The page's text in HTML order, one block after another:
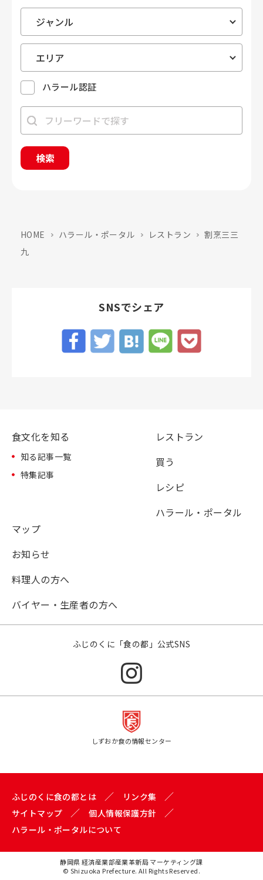
ハラール認証
検索
HOME ハラール・ポータル レストラン
割烹三三
九
SNSでシェア
しずおか食の情報センター
食文化を知る
知る記事一覧
特集記事
レストラン
買う
レシピ
ハラール・ポータル
マップ
お知らせ
料理人の方へ
バイヤー・生産者の方へ
ふじのくに「食の都」公式SNS
ふじのくに食の都とは
リンク集
サイトマップ
個人情報保護方針
ハラール・ポータルについて
静岡県 経済産業部産業革新局 マーケティング課
© Shizuoka Prefecture. All Rights Reserved.